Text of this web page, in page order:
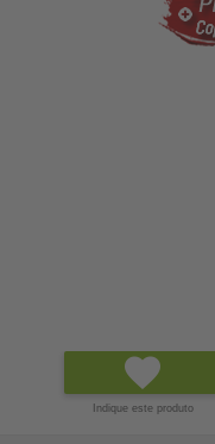
Indique este produto